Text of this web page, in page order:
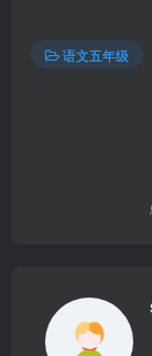
语文五年级